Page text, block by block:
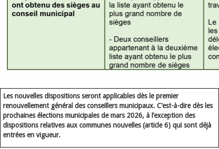
Les nouvelles dispositions seront applicables dès le premier
renouvellement général des conseillers municipaux. C’est-à-dire dès les
prochaines élections municipales de mars 2026, à l’exception des
dispositions relatives aux communes nouvelles (article 6) qui sont déjà
entrées en vigueur.